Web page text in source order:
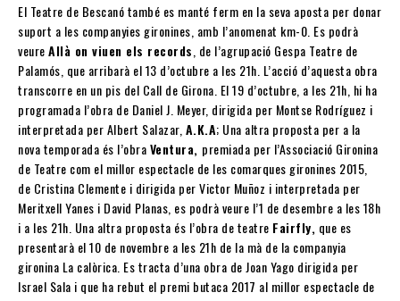
El Teatre de Bescanó també es manté ferm en la seva aposta per donar
suport a les companyies gironines, amb l’anomenat km-0. Es podrà
veureAllà on viuen els records , de l’agrupació Gespa Teatre de
Palamós, que arribarà el 13 d’octubre a les 21h. L’acció d’aquesta obra
transcorre en un pis del Call de Girona. El 19 d’octubre, a les 21h, hi ha
programada l’obra de Daniel J. Meyer, dirigida per Montse Rodríguez i
interpretada per Albert Salazar, A.K.A; Una altra proposta per a la
nova temporada és l’obraVentura, premiada per l’Associació Gironina
de Teatre com el millor espectacle de les comarques gironines 2015,
de Cristina Clemente i dirigida per Victor Muñoz i interpretada per
Meritxell Yanes i David Planas, es podrà veure l’1 de desembre a les 18h
i a les 21h. Una altra proposta és l’obra de teatre Fairfly, que es
presentarà el 10 de novembre a les 21h de la mà de la companyia
gironina La calòrica. Es tracta d’una obra de Joan Yago dirigida per
Israel Sala i que ha rebut el premi butaca 2017 al millor espectacle de